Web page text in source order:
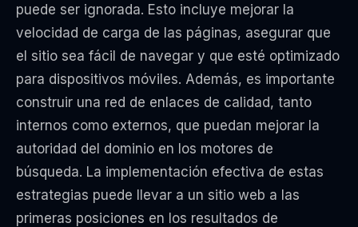
puede ser ignorada. Esto incluye mejorar la
velocidad de carga de las páginas, asegurar que
el sitio sea fácil de navegar y que esté optimizado
para dispositivos móviles. Además, es importante
construir una red de enlaces de calidad, tanto
internos como externos, que puedan mejorar la
autoridad del dominio en los motores de
búsqueda. La implementación efectiva de estas
estrategias puede llevar a un sitio web a las
primeras posiciones en los resultados de